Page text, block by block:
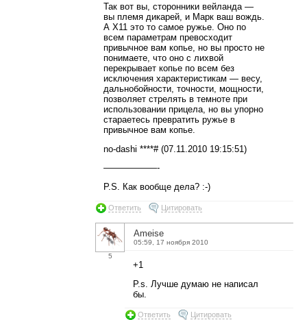
Так вот вы, сторонники вейланда —
вы племя дикарей, и Марк ваш вождь.
А X11 это то самое ружье. Оно по
всем параметрам превосходит
привычное вам копье, но вы просто не
понимаете, что оно с лихвой
перекрывает копье по всем без
исключения характеристикам — весу,
дальнобойности, точности, мощности,
позволяет стрелять в темноте при
использовании прицела, но вы упорно
стараетесь превратить ружье в
привычное вам копье.
no-dashi ****# (07.11.2010 19:15:51)
——————-
P.S. Как вообще дела? :-)
Ответить Цитировать
5
Ameise
05:59, 17 ноября 2010
+1
P.s. Лучше думаю не написал
бы.
Ответить Цитировать